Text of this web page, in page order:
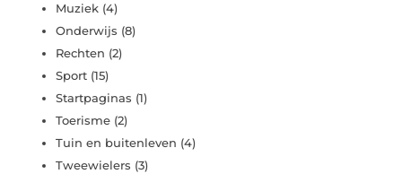
Muziek (4)
Onderwijs (8)
Rechten (2)
Sport (15)
Startpaginas (1)
Toerisme (2)
Tuin en buitenleven (4)
Tweewielers (3)